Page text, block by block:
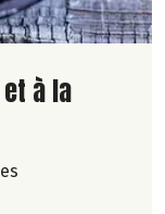
à la